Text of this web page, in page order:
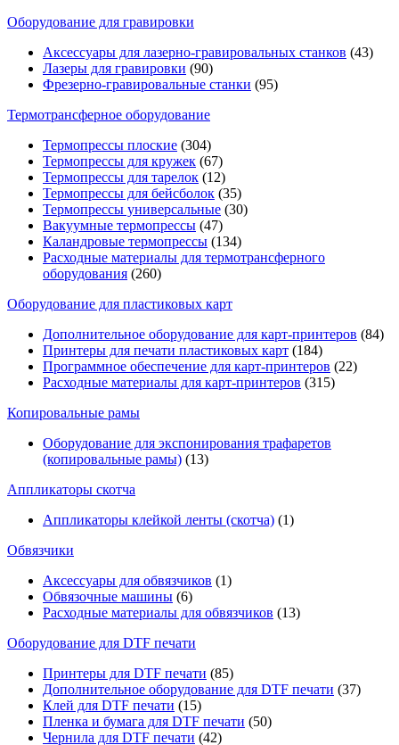
Оборудование для гравировки
Аксессуары для лазерно-гравировальных станков (43)
Лазеры для гравировки (90)
Фрезерно-гравировальные станки (95)
Термотрансферное оборудование
Термопрессы плоские (304)
Термопрессы для кружек (67)
Термопрессы для тарелок (12)
Термопрессы для бейсболок (35)
Термопрессы универсальные (30)
Вакуумные термопрессы (47)
Каландровые термопрессы (134)
Расходные материалы для термотрансферного
оборудования (260)
Оборудование для пластиковых карт
Дополнительное оборудование для карт-принтеров (84)
Принтеры для печати пластиковых карт (184)
Программное обеспечение для карт-принтеров (22)
Расходные материалы для карт-принтеров (315)
Копировальные рамы
Оборудование для экспонирования трафаретов
(копировальные рамы) (13)
Аппликаторы скотча
Аппликаторы клейкой ленты (скотча) (1)
Обвязчики
Аксессуары для обвязчиков (1)
Обвязочные машины (6)
Расходные материалы для обвязчиков (13)
Оборудование для DTF печати
Принтеры для DTF печати (85)
Дополнительное оборудование для DTF печати (37)
Клей для DTF печати (15)
Пленка и бумага для DTF печати (50)
Чернила для DTF печати (42)